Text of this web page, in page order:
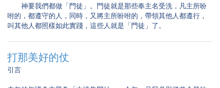
神要我們都做「門徒」。門徒就是那些奉主名受洗，凡主所吩
咐的，都遵守的人，同時，又將主所吩咐的，帶領其他人都遵行，
叫其他人都照樣如此實踐，這些人就是「門徒」了。
打那美好的仗
引言